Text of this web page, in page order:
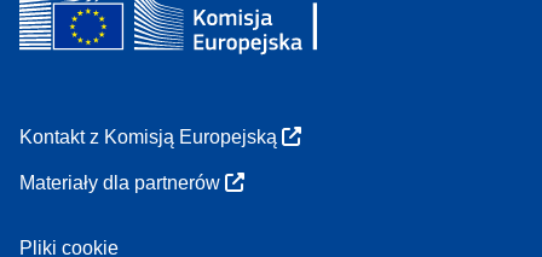
Kontakt z Komisją Europejską
Materiały dla partnerów
Pliki cookie